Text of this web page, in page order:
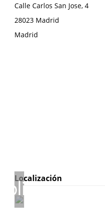
Calle Carlos San Jose, 4
28023 Madrid
Madrid
Localización